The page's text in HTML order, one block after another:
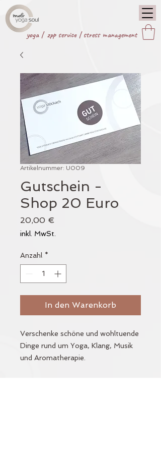
yoga | zpp service|stress management
Artikelnummer: U009
Gutschein -
Shop 20 Euro
20,00 €
inkl. MwSt.
Anzahl *
In den Warenkorb
Verschenke schöne und wohltuende
Dinge rund um Yoga, Klang, Musik
und Aromatherapie.